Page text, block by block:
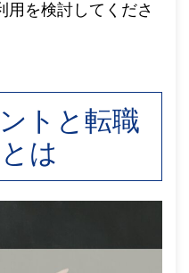
用を検討してくださ
トと転職
は